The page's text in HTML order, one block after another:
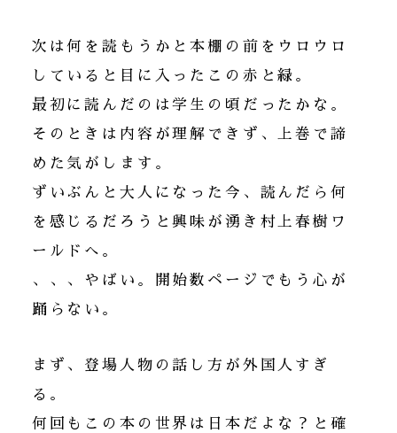
次は何を読もうかと本棚の前をウロウロ
していると目に入ったこの赤と緑。
最初に読んだのは学生の頃だったかな。
そのときは内容が理解できず、上巻で諦
めた気がします。
ずいぶんと大人になった今、読んだら何
を感じるだろうと興味が湧き村上春樹ワ
ールドへ。
、、、やばい。開始数ページでもう心が
踊らない。
まず、登場人物の話し方が外国人すぎ
る。
何回もこの本の世界は日本だよな？と確